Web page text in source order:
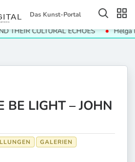
Das Kunst-Portal
CULTURAL ECHOES Helga
BE LIGHT – JOHN
GALERIEN